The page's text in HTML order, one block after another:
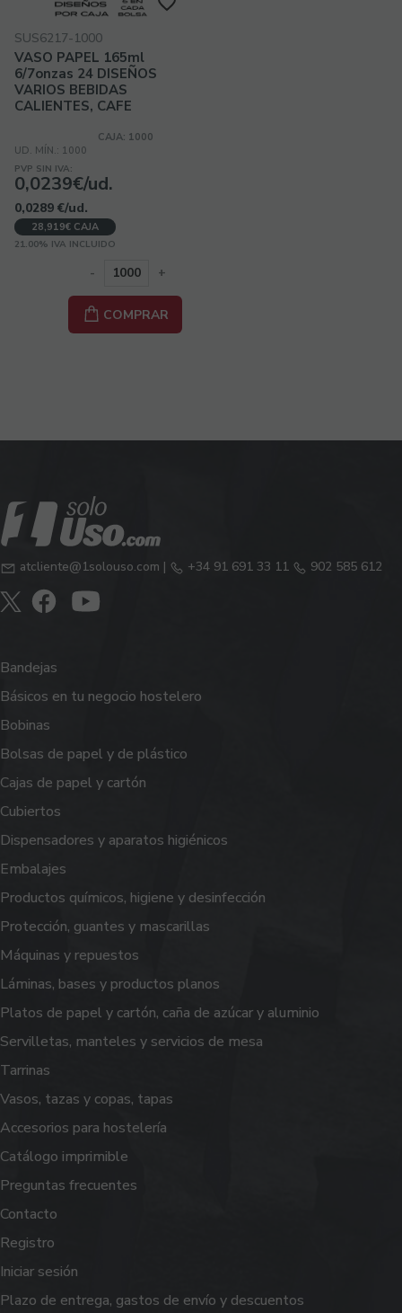
SUS6217-1000
VASO PAPEL 165ml
6/7onzas 24 DISEÑOS
VARIOS BEBIDAS
CALIENTES, CAFE
CAJA: 1000
UD. MÍN.: 1000
PVP SIN IVA:
0,0239€/ud.
0,0289 €/ud.
28,919€ CAJA
21.00% IVA INCLUIDO
- +
COMPRAR
atcliente@1solouso.com | +34 91 691 33 11 902 585 612
Bandejas
Básicos en tu negocio hostelero
Bobinas
Bolsas de papel y de plástico
Cajas de papel y cartón
Cubiertos
Dispensadores y aparatos higiénicos
Embalajes
Productos químicos, higiene y desinfección
Protección, guantes y mascarillas
Máquinas y repuestos
Láminas, bases y productos planos
Platos de papel y cartón, caña de azúcar y aluminio
Servilletas, manteles y servicios de mesa
Tarrinas
Vasos, tazas y copas, tapas
Accesorios para hostelería
Catálogo imprimible
Preguntas frecuentes
Contacto
Registro
Iniciar sesión
Plazo de entrega, gastos de envío y descuentos